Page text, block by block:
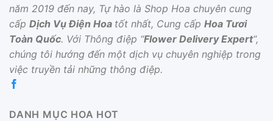
năm 2019 đến nay, Tự hào là Shop Hoa chuyên cung
cấp Dịch Vụ Điện Hoa tốt nhất, Cung cấp Hoa Tươi
Toàn Quốc. Với Thông điệp “Flower Delivery Expert“,
chúng tôi hướng đến một dịch vụ chuyên nghiệp trong
việc truyền tải những thông điệp.
DANH MỤC HOA HOT